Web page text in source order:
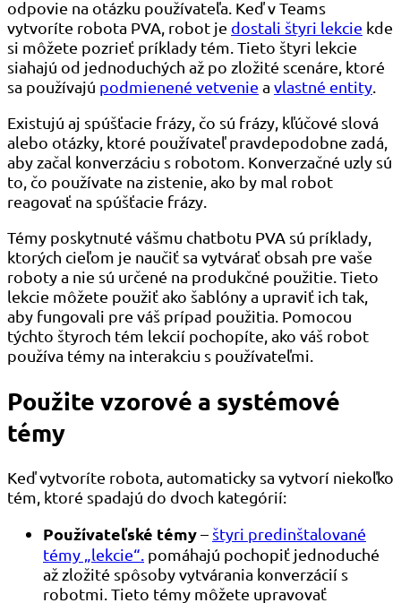
odpovie na otázku používateľa. Keď v Teams
vytvoríte robota PVA, robot je dostali štyri lekcie kde
si môžete pozrieť príklady tém. Tieto štyri lekcie
siahajú od jednoduchých až po zložité scenáre, ktoré
sa používajú podmienené vetvenie a vlastné entity
Existujú aj spúšťacie frázy, čo sú frázy, kľúčové slová
alebo otázky, ktoré používateľ pravdepodobne zadá,
aby začal konverzáciu s robotom. Konverzačné uzly sú
to, čo používate na zistenie, ako by mal robot
reagovať na spúšťacie frázy.
Témy poskytnuté vášmu chatbotu PVA sú príklady,
ktorých cieľom je naučiť sa vytvárať obsah pre vaše
roboty a nie sú určené na produkčné použitie. Tieto
lekcie môžete použiť ako šablóny a upraviť ich tak,
aby fungovali pre váš prípad použitia. Pomocou
týchto štyroch tém lekcií pochopíte, ako váš robot
používa témy na interakciu s používateľmi.
Použite vzorové a systémové
témy
Keď vytvoríte robota, automaticky sa vytvorí niekoľko
tém, ktoré spadajú do dvoch kategórií:
Používateľské témy– štyri predinštalované
témy „lekcie“. pomáhajú pochopiť jednoduché
až zložité spôsoby vytvárania konverzácií s
robotmi. Tieto témy môžete upravovať